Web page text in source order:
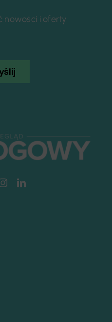
nowości i oferty